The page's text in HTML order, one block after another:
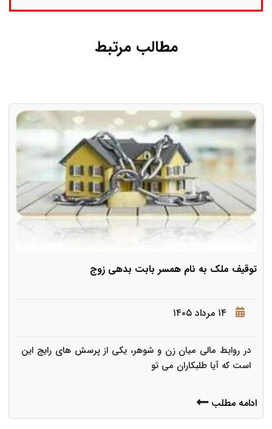
مطالب مرتبط
توقیف ملک به نام همسر بابت بدهی زوج
۱۴ مرداد ۱۴۰۵
در روابط مالی میان زن و شوهر، یکی از پرسش های رایج این
است که آیا طلبکاران می تو
ادامه مطلب